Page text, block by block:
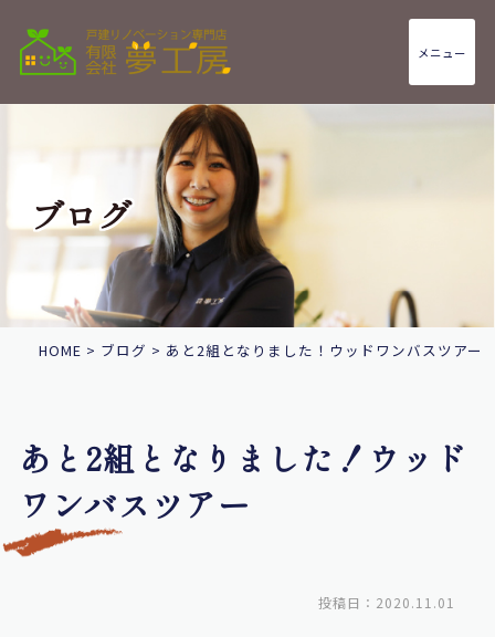
メニュー
ブログ
HOME > ブログ > あと2組となりました！ウッドワンバスツアー
あと2組となりました！ウッド
ワンバスツアー
投稿日：2020.11.01